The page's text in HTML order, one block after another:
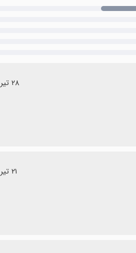
٢٨ تیر ١٤٠١
٢١ تیر ١٤٠١